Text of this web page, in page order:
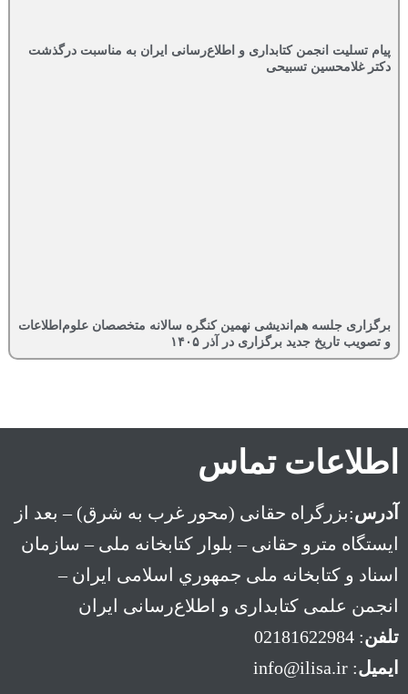
پیام تسلیت انجمن کتابداری و اطلاع‌رسانی ایران به مناسبت درگذشت
دکتر غلامحسین تسبیحی
برگزاری جلسه هم‌اندیشی نهمین کنگره سالانه متخصصان علوم‌اطلاعات
و تصویب تاریخ جدید برگزاری در آذر ۱۴۰۵
اطلاعات تماس
آدرس:بزرگراه حقانی (محور غرب به شرق) – بعد از
ايستگاه مترو حقانی – بلوار كتابخانه ملی – سازمان
اسناد و كتابخانه ملی جمهوري اسلامی ايران –
انجمن علمی کتابداری و اطلاع‌رسانی ایران
تلفن: 02181622984
ایمیل: info@ilisa.ir